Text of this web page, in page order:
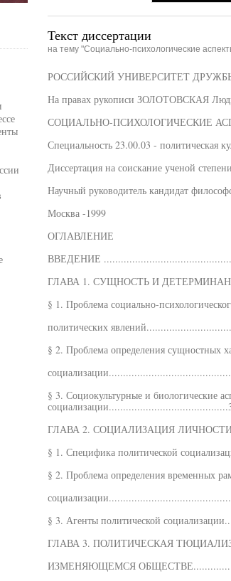
Текст диссертации
на тему "Социально-психологические
РОССИЙСКИЙ УНИВЕРСИТЕТ
На правах рукописи ЗОЛОТОВСКАЯ
СОЦИАЛЬНО-ПСИХОЛОГИЧЕСКИЕ
Специальность 23.00.03 - политическая
Диссертация на соискание ученой
Научный руководитель кандидат
Москва -1999
ОГЛАВЛЕНИЕ
ВВЕДЕНИЕ
ГЛАВА 1. СУЩНОСТЬ И
§ 1. Проблема социально-
политических
§ 2. Проблема определения сущностных
§ 3. Социокультурные и биологические
ГЛАВА 2. СОЦИАЛИЗАЦИЯ
§ 1. Специфика политической
§ 2. Проблема определения временных
§ 3. Агенты политической
ГЛАВА 3. ПОЛИТИЧЕСКАЯ
ИЗМЕНЯЮЩЕМСЯ